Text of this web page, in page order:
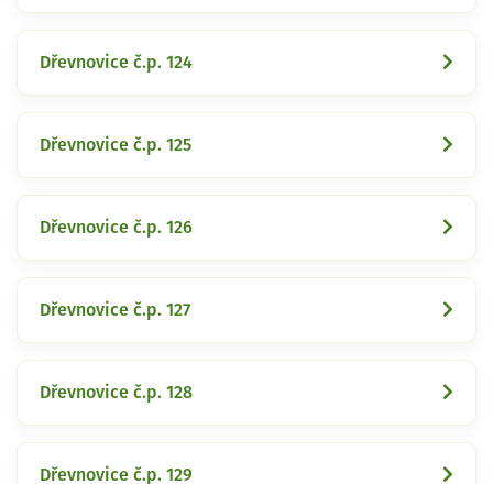
Dřevnovice č.p. 124
Dřevnovice č.p. 125
Dřevnovice č.p. 126
Dřevnovice č.p. 127
Dřevnovice č.p. 128
Dřevnovice č.p. 129